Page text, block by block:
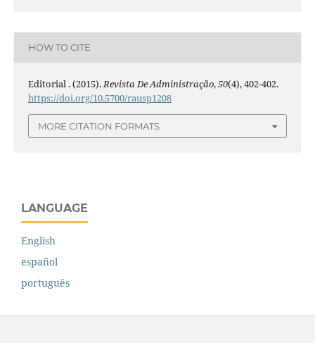
HOW TO CITE
Editorial . (2015).Revista De Administração,50(4), 402-402.
https://doi.org/10.5700/rausp1208
MORE CITATION FORMATS
LANGUAGE
English
español
português